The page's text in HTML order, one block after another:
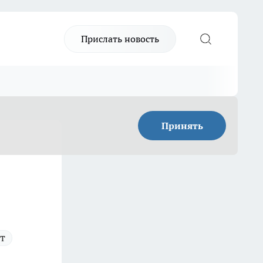
Прислать новость
Принять